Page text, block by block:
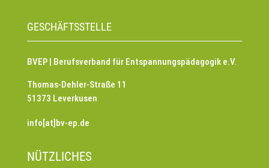
GESCHÄFTSSTELLE
BVEP | Berufsverband für Entspannungspädagogik e.V.
Thomas-Dehler-Straße 11
51373 Leverkusen
info[at]bv-ep.de
NÜTZLICHES